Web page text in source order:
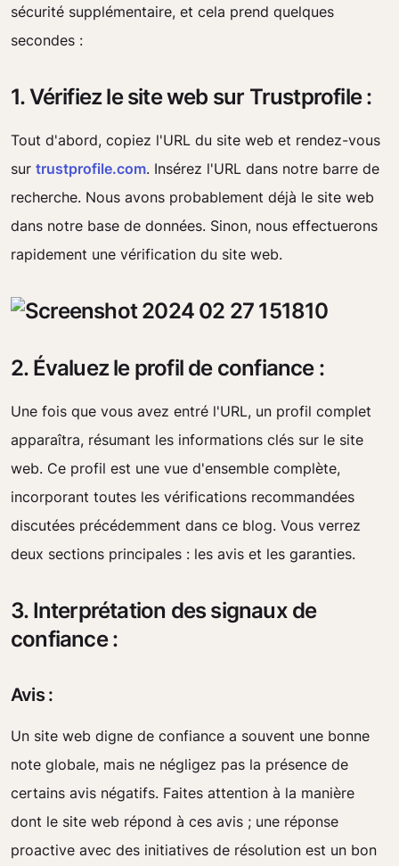
sécurité supplémentaire, et cela prend quelques
secondes :
1. Vérifiez le site web sur Trustprofile :
Tout d'abord, copiez l'URL du site web et rendez-vous
sur trustprofile.com. Insérez l'URL dans notre barre de
recherche. Nous avons probablement déjà le site web
dans notre base de données. Sinon, nous effectuerons
rapidement une vérification du site web.
2. Évaluez le profil de confiance :
Une fois que vous avez entré l'URL, un profil complet
apparaîtra, résumant les informations clés sur le site
web. Ce profil est une vue d'ensemble complète,
incorporant toutes les vérifications recommandées
discutées précédemment dans ce blog. Vous verrez
deux sections principales : les avis et les garanties.
3. Interprétation des signaux de
confiance :
Avis :
Un site web digne de confiance a souvent une bonne
note globale, mais ne négligez pas la présence de
certains avis négatifs. Faites attention à la manière
dont le site web répond à ces avis ; une réponse
proactive avec des initiatives de résolution est un bon